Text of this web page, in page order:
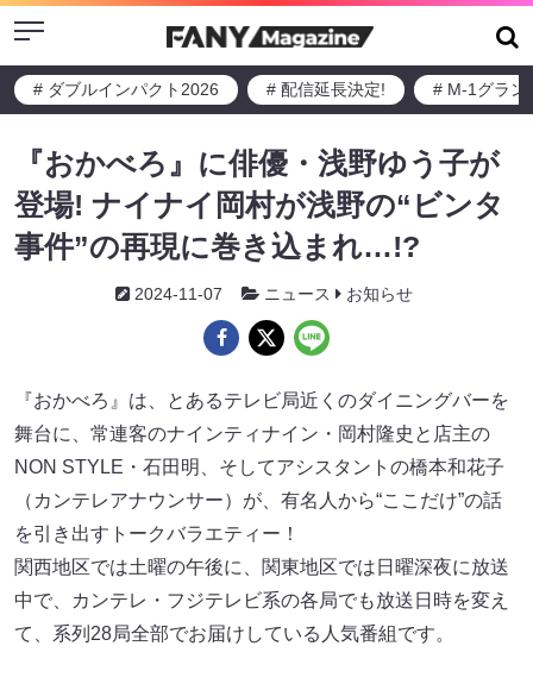
Menu
# ダブルインパクト2026 # 配信延長決定! # M-1グラン
『おかべろ』に俳優・浅野ゆう子が
登場! ナイナイ岡村が浅野の“ビンタ
事件”の再現に巻き込まれ…!?
2024-11-07 ニュース お知らせ
『おかべろ』は、とあるテレビ局近くのダイニングバーを
舞台に、常連客のナインティナイン・岡村隆史と店主の
NON STYLE・石田明、そしてアシスタントの橋本和花子
（カンテレアナウンサー）が、有名人から“ここだけ”の話
を引き出すトークバラエティー！
関西地区では土曜の午後に、関東地区では日曜深夜に放送
中で、カンテレ・フジテレビ系の各局でも放送日時を変え
て、系列28局全部でお届けしている人気番組です。